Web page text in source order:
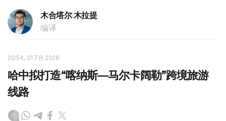
木合塔尔 木拉提
编译
20:54, 31 7月 2026
哈中拟打造“喀纳斯—马尔卡阔勒”跨境旅游
线路